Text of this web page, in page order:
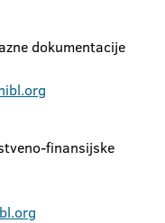
dokumentacije
finansijske